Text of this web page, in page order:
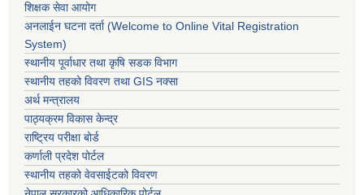
शिक्षक सेवा आयोग
अनलाईन घटना दर्ता (Welcome to Online Vital Registration
System)
स्थानीय पूर्वाधार तथा कृषि सडक विभाग
स्थानीय तहको विवरण तथा GIS नक्सा
अर्थ मन्त्रालय
पाठ्यक्रम विकास केन्द्र
राष्ट्रिय परीक्षा बोर्ड
कर्णाली प्रदेश पोर्टल
स्थानीय तहको वेवसाईटको विवरण